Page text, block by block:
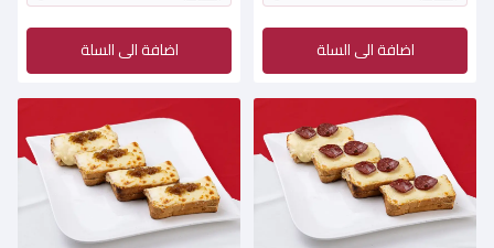
اضافة الى السلة اضافة الى السلة